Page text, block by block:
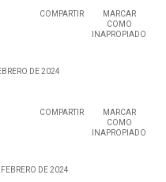
COMPARTIR
MARCAR
COMO
INAPROPIADO
DE 2024
COMPARTIR
MARCAR
COMO
INAPROPIADO
FEBRERO DE 2024